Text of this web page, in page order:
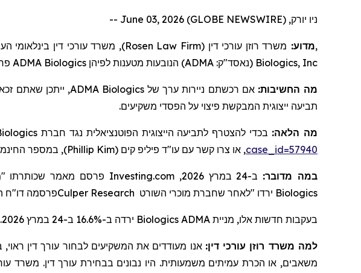
ניו יורק, June 03, 2026 (GLOBE NEWSWIRE) --
,מדוע: משרד רוזן עורכי דין (Rosen Law Firm
), משרד עורכי דין בינלאומי
Biologics, Inc (נאסד"ק: ADMA
) הנובעות מטענות לפיהן ADMA Biologics
מה החשיבות: אם רכשתם ניירות ערך שלADMA Biologics
, ייתכן שאתם
תביעה ייצוגית המבקשת פיצוי על הפסדי משקיעים.
מה הלאה: בכדי להצטרף לתביעה הייצוגית הפוטנציאלית נגד חברת
case_id=57940, או צרו קשר עם עו"ד פיליפ קים (Phillip Kim), במספר החינמי 866-767-3653, או
במה מדובר: ב-24 במרץ 2026, Investing.com פרסם מאמר שכותרתו
Biologics ירדו "לאחר שחברת מוכרי השורט Culper Researchפרסמה דו"ח
בעקבות חדשות אלו, מניית ADMA Biologics ירדה ב-16.6% ב-24 במרץ 2026.
למה משרד רוזן עורכי דין: אנו מעודדים את המשקיעים לבחור עורך דין
משאבים, או הכרת עמיתים משמעותית. היו נבונים בבחירת עורך דין. משרד